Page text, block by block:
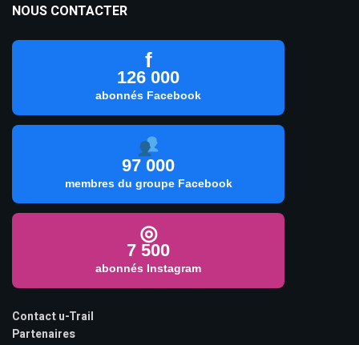
NOUS CONTACTER
f
126 000
abonnés Facebook
97 000
membres du groupe Facebook
◎
7 500
abonnés Instagram
Contact u-Trail
Partenaires